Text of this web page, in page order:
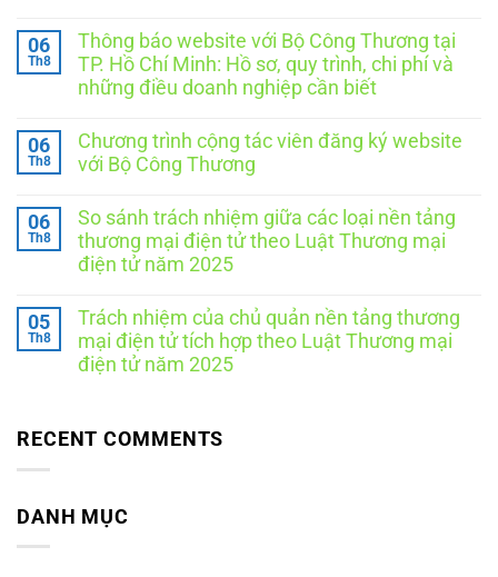
bình
luận
ở
Thông
với
Bộ
Công
Hà
Nội:
Doanh
nghiệp
cần
gì
để
đúng
quy
định?
06
Th8
Thông báo website với Bộ Công Thương tại
TP. Hồ Chí Minh: Hồ sơ, quy trình, chi phí và
những điều doanh nghiệp cần biết
bình
luận
ở
website
với
Bộ
Công
TP.
Hồ
Chí
Minh:
Hồ
chi
doanh
nghiệp
06
Th8
Chương trình cộng tác viên đăng ký website
với Bộ Công Thương
bình
luận
ở
Chương
tác
viên
đăng
ký
website
Thương
06
Th8
So sánh trách nhiệm giữa các loại nền tảng
thương mại điện tử theo Luật Thương mại
điện tử năm 2025
bình
luận
ở
So
giữa
các
thương
mại
05
Th8
Trách nhiệm của chủ quản nền tảng thương
mại điện tử tích hợp theo Luật Thương mại
điện tử năm 2025
luận
ở
chủ
quản
RECENT COMMENTS
DANH MỤC